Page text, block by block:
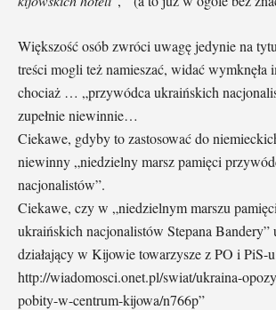
Większość osób zwróci uwagę jedynie na
treści mogli też namieszać, widać wymknęła
chociaż … „przywódca ukraińskich
zupełnie niewinnie…
Ciekawe, gdyby to zastosować do
niewinny „niedzielny marsz pamięci
nacjonalistów”.
Ciekawe, czy w „niedzielnym marszu
ukraińskich nacjonalistów Stepana Bandery”
działający w Kijowie towarzysze z PO i PiS-
http://wiadomosci.onet.pl/swiat/ukraina-
pobity-w-centrum-kijowa/n766p”